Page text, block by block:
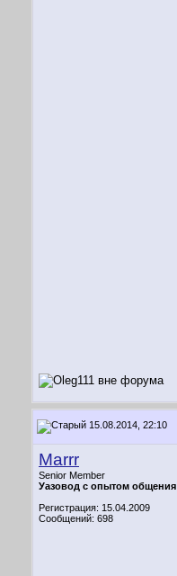
15.08.2014, 22:10
Marrr
Senior Member
Уазовод с опытом общения
Регистрация: 15.04.2009
Сообщений: 698